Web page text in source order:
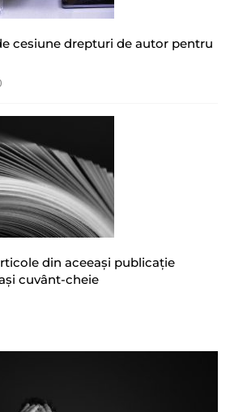
cesiune drepturi de autor pentru
din aceeași publicație
cuvânt-cheie